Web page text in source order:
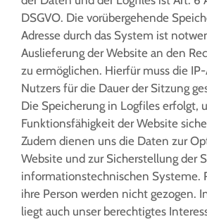
DSGVO. Die vorübergehende
Adresse durch das System ist
Auslieferung der Website an den
zu ermöglichen. Hierfür muss die IP-
Nutzers für die Dauer der Sitzung
Die Speicherung in Logfiles erfolgt,
Funktionsfähigkeit der Website
Zudem dienen uns die Daten zur
Website und zur Sicherstellung der
informationstechnischen Systeme.
ihre Person werden nicht gezogen.
liegt auch unser berechtigtes